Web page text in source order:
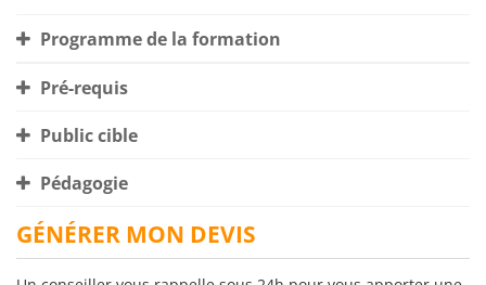
Programme de la formation
Pré-requis
Public cible
Pédagogie
GÉNÉRER MON DEVIS